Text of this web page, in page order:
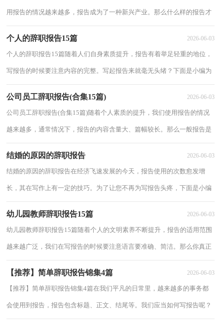
用报告的情况越来越多，报告成为了一种新兴产业。那么什么样的报告才
个人的辞职报告15篇 2026-06-03
个人的辞职报告15篇随着人们自身素质提升，报告有着举足轻重的地位，
写报告的时候要注意内容的完整。写起报告来就毫无头绪？下面是小编为
公司员工辞职报告(合集15篇) 2026-06-03
公司员工辞职报告(合集15篇)随着个人素质的提升，我们使用报告的情况
越来越多，通常情况下，报告的内容含量大、篇幅较长。那么一般报告是
结婚的原因的辞职报告 2026-06-03
结婚的原因的辞职报告在经济飞速发展的今天，报告使用的次数愈发增
长，其在写作上有一定的技巧。为了让您不再为写报告头疼，下面是小编
幼儿园教师辞职报告15篇 2026-06-03
幼儿园教师辞职报告15篇随着个人的文明素养不断提升，报告的适用范围
越来越广泛，我们在写报告的时候要注意语言要准确、简洁。那么你真正
【推荐】简单辞职报告锦集4篇 2026-06-03
【推荐】简单辞职报告锦集4篇在我们平凡的日常里，越来越多的事务都
会使用到报告，报告包含标题、正文、结尾等。我们应当如何写报告呢？